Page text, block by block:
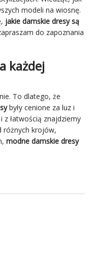
modeli na wiosnę.
jakie damskie dresysą
do zapoznania
każdej
To dlatego, że
były cenione za luz i
łatwością znajdziemy
różnych krojów,
modne damskie dresy